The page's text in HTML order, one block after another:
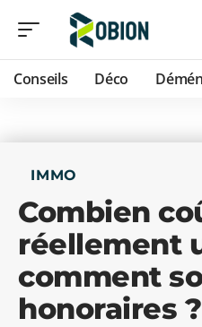
Conseils Déco
IMMO
Combien
réellement
comment
honoraires ?